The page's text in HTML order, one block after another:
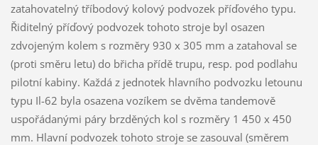
zatahovatelný tříbodový kolový podvozek příďového typu.
Řiditelný příďový podvozek tohoto stroje byl osazen
zdvojeným kolem s rozměry 930 x 305 mm a zatahoval se
(proti směru letu) do břicha přídě trupu, resp. pod podlahu
pilotní kabiny. Každá z jednotek hlavního podvozku letounu
typu Il-62 byla osazena vozíkem se dvěma tandemově
uspořádanými páry brzděných kol s rozměry 1 450 x 450
mm. Hlavní podvozek tohoto stroje se zasouval (směrem